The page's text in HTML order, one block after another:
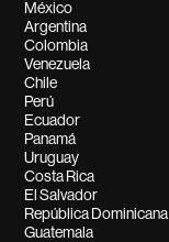
México
Argentina
Colombia
Venezuela
Chile
Perú
Ecuador
Panamá
Uruguay
Costa Rica
El Salvador
República Dominicana
Guatemala